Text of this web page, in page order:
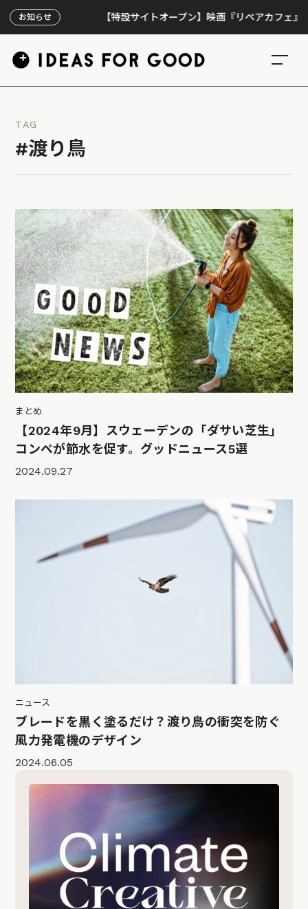
お知らせ 【特設サイトオープン】映画『リペアカフェ』、上
TAG
#渡り鳥
まとめ
【2024年9月】スウェーデンの「ダサい芝生」
コンペが節水を促す。グッドニュース5選
2024.09.27
ニュース
ブレードを黒く塗るだけ？渡り鳥の衝突を防ぐ
風力発電機のデザイン
2024.06.05